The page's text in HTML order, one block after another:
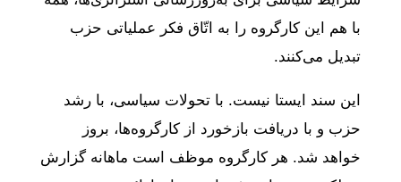
با هم این کارگروه را به اتّاق فکر عملیاتی حزب
تبدیل می‌کنند.
این سند ایستا نیست. با تحولات سیاسی، با رشد
حزب و با دریافت بازخورد از کارگروه‌ها، بروز
خواهد شد. هر کارگروه موظف است ماهانه گزارش